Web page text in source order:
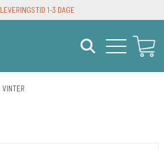
LEVERINGSTID 1-3 DAGE
VINTER